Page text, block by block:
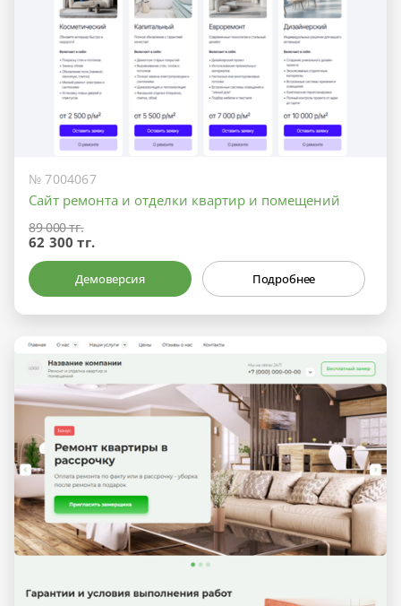
№ 7004067
Сайт ремонта и отделки квартир и помещений
89 000 тг.
62 300 тг.
Демоверсия Подробнее